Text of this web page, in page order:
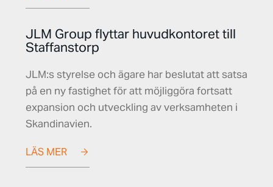
JLM Group flyttar huvudkontoret till
Staffanstorp
JLM:s styrelse och ägare har beslutat att satsa
på en ny fastighet för att möjliggöra fortsatt
expansion och utveckling av verksamheten i
Skandinavien.
LÄS MER